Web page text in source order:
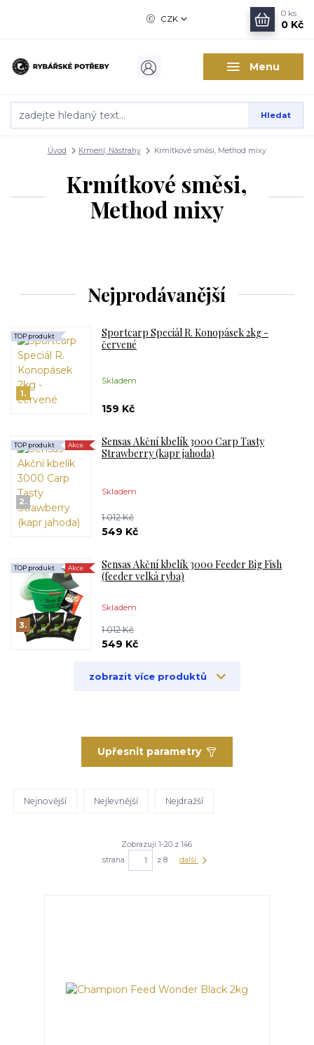
Menu
CZK
Hledat
0 ks
0 Kč
Úvod Krmení, Nástrahy Krmítkové směsi, Method mixy
Krmítkové směsi,
Method mixy
Nejprodávanější
1.
Sportcarp Speciál R. Konopásek 2kg -
červené
Skladem
TOP produkt
159 Kč
2.
Sensas Akční kbelík 3000 Carp Tasty
Strawberry (kapr jahoda)
Skladem
TOP produkt Akce
1 012 Kč
549 Kč
3.
Sensas Akční kbelík 3000 Feeder Big Fish
(feeder velká ryba)
Skladem
TOP produkt Akce
1 012 Kč
549 Kč
zobrazit více produktů
Upřesnit parametry
Nejnovější Nejlevnější Nejdražší
Zobrazuji 1-20 z 146
strana
z 8 další